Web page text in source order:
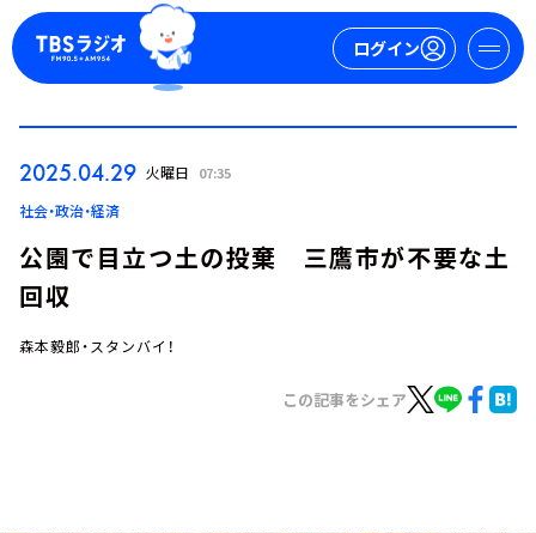
ログイン
2025.04.29 火曜日 07:35
社会・政治・経済
公園で目立つ土の投棄 三鷹市が不要な土
回収
森本毅郎・スタンバイ！
この記事をシェア